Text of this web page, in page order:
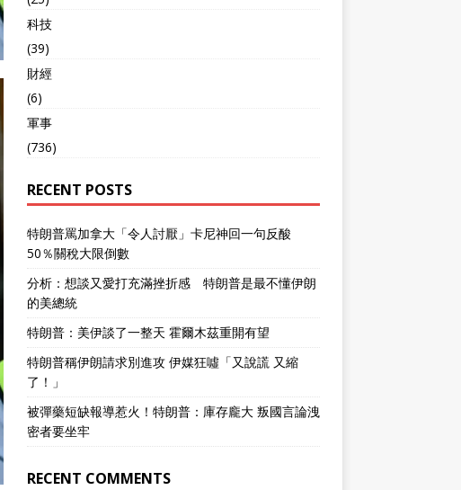
科技
(39)
財經
(6)
軍事
(736)
RECENT POSTS
特朗普罵加拿大「令人討厭」卡尼神回一句反酸
50％關稅大限倒數
分析：想談又愛打充滿挫折感 特朗普是最不懂伊朗
的美總統
特朗普：美伊談了一整天 霍爾木茲重開有望
特朗普稱伊朗請求別進攻 伊媒狂噓「又說謊 又縮
了！」
被彈藥短缺報導惹火！特朗普：庫存龐大 叛國言論洩
密者要坐牢
RECENT COMMENTS